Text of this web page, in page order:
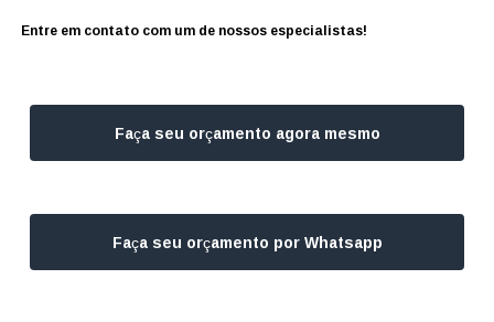
Entre em contato com um de nossos especialistas!
Faça seu orçamento agora mesmo
Faça seu orçamento por Whatsapp